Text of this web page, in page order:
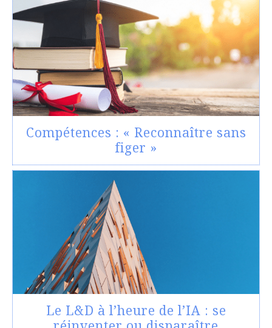
Compétences : « Reconnaître sans
figer »
Le L&D à l’heure de l’IA : se